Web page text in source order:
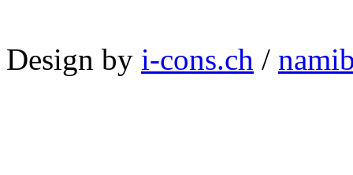
Design by i-cons.ch /